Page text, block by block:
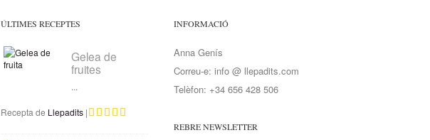
ÚLTIMES RECEPTES
Gelea de
fruites
...
Recepta de Llepadits|
INFORMACIÓ
Anna Genís
Correu-e: info @ llepadits.com
Telèfon: +34 656 428 506
REBRE NEWSLETTER